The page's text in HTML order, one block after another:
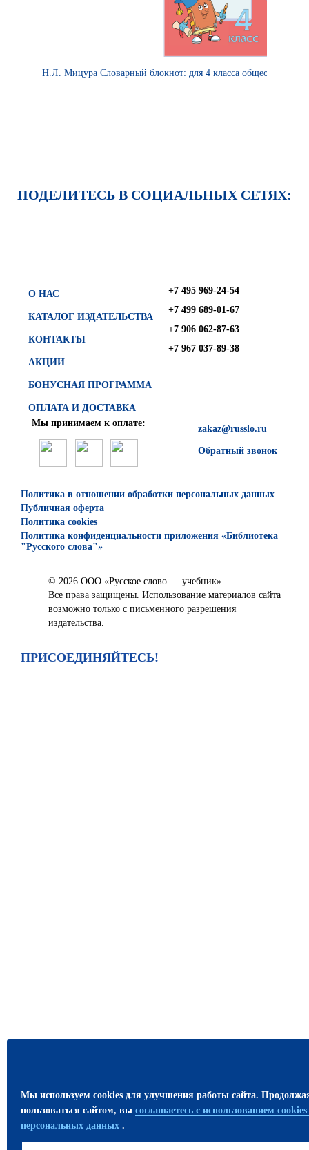
Н.Л. Мицура Словарный блокнот: для 4 класса
ПОДЕЛИТЕСЬ В СОЦИАЛЬНЫХ СЕТЯХ:
О НАС
КАТАЛОГ ИЗДАТЕЛЬСТВА
КОНТАКТЫ
АКЦИИ
БОНУСНАЯ ПРОГРАММА
ОПЛАТА И ДОСТАВКА
+7 495 969-24-54
+7 499 689-01-67
+7 906 062-87-63
+7 967 037-89-38
zakaz@russlo.ru
Обратный звонок
Мы принимаем к оплате:
Политика в отношении обработки персональных данных
Публичная оферта
Политика cookies
Политика конфиденциальности приложения «Библиотека
"Русского слова"»
© 2026 ООО «Русское слово — учебник»
Все права защищены. Использование материалов сайта
возможно только с письменного разрешения
издательства.
ПРИСОЕДИНЯЙТЕСЬ!
Мы используем cookies для улучшения работы сайта.
пользоваться сайтом, вы соглашаетесь с использованием cookies
персональных данных .